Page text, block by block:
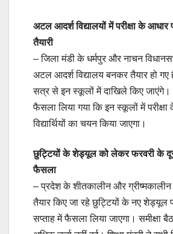
अटल आदर्श विद्यालयों में परीक्षा के
तैयारी
– जिला मंडी के धर्मपुर और नाचन
अटल आदर्श विद्यालय बनकर तैयार हो
सत्र से इन स्कूलों में दाखिले किए जाएंगे।
फैसला लिया गया कि इन स्कूलों में परीक्षा
विद्यार्थियों का चयन किया जाएगा।
छुट्टियों के शेड्यूल को लेकर फरवरी के
फैसला
– प्रदेश के शीतकालीन और
तैयार किए जा रहे छुट्टियों के नए शेड्यूल
सप्ताह में फैसला लिया जाएगा। समीक्षा